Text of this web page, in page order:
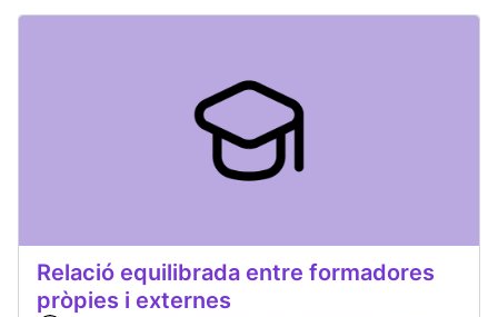
Relació equilibrada entre formadores
pròpies i externes